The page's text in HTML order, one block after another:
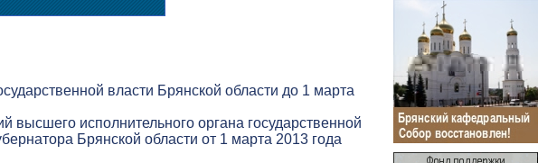
власти Брянской области до 1 марта
высшего исполнительного органа государственной
Брянской области от 1 марта 2013 года